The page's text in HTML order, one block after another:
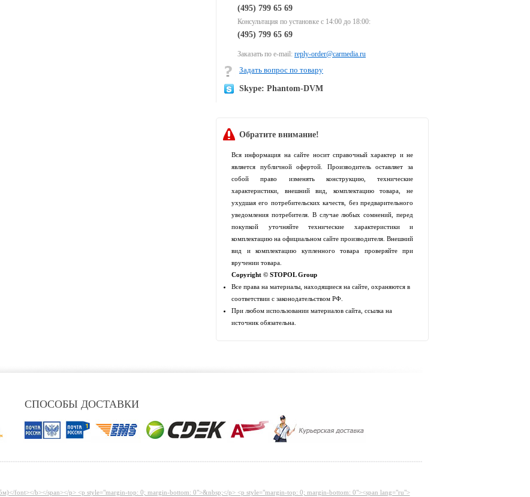
(495) 799 65 69
Консультация по установке с 14:00 до 18:00:
(495) 799 65 69
Заказать по e-mail: reply-order@carmedia.ru
Задать вопрос по товару
Skype: Phantom-DVM
Обратите внимание!
Вся информация на сайте носит справочный характер и не
является публичной офертой. Производитель оставляет за
собой право изменять конструкцию, технические
характеристики, внешний вид, комплектацию товара, не
ухудшая его потребительских качеств, без предварительного
уведомления потребителя. В случае любых сомнений, перед
покупкой уточняйте технические характеристики и
комплектацию на официальном сайте производителя. Внешний
вид и комплектацию купленного товара проверяйте при
вручении товара.
Copyright © STOPOL Group
Все права на материалы, находящиеся на сайте, охраняются в
соответствии с законодательством РФ.
При любом использовании материалов сайта, ссылка на
источник обязательна.
СПОСОБЫ ДОСТАВКИ
font></b></span></p> <p style="margin-top: 0; margin-bottom: 0">&nbsp;</p> <p style="margin-top: 0; margin-bottom: 0"><span lang="ru">